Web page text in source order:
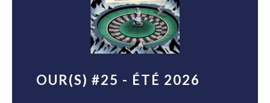
OUR(S) #25 - ÉTÉ 2026